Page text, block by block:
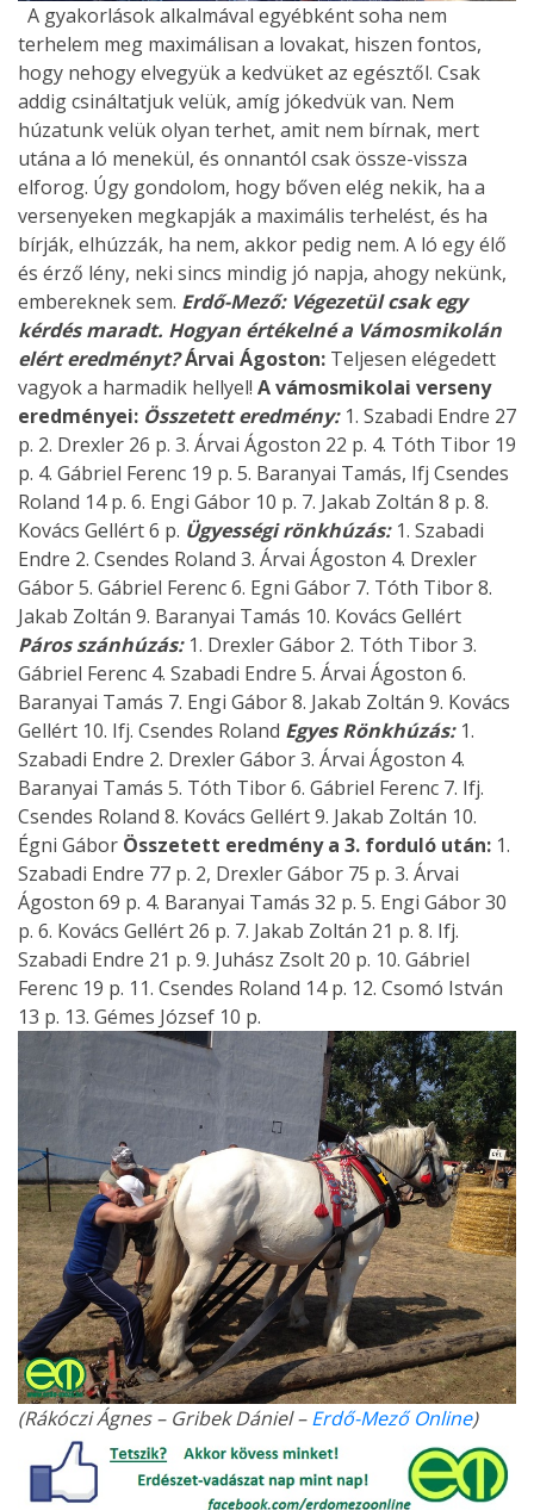
A gyakorlások alkalmával egyébként soha nem
terhelem meg maximálisan a lovakat, hiszen fontos,
hogy nehogy elvegyük a kedvüket az egésztől. Csak
addig csináltatjuk velük, amíg jókedvük van. Nem
húzatunk velük olyan terhet, amit nem bírnak, mert
utána a ló menekül, és onnantól csak össze-vissza
elforog. Úgy gondolom, hogy bőven elég nekik, ha a
versenyeken megkapják a maximális terhelést, és ha
bírják, elhúzzák, ha nem, akkor pedig nem. A ló egy élő
és érző lény, neki sincs mindig jó napja, ahogy nekünk,
embereknek sem. Erdő-Mező: Végezetül csak egy
kérdés maradt. Hogyan értékelné a Vámosmikolán
elért eredményt?Árvai Ágoston: Teljesen elégedett
vagyok a harmadik hellyel! A vámosmikolai verseny
eredményei: Összetett eredmény:1. Szabadi Endre 27
p. 2. Drexler 26 p. 3. Árvai Ágoston 22 p. 4. Tóth Tibor 19
p. 4. Gábriel Ferenc 19 p. 5. Baranyai Tamás, Ifj Csendes
Roland 14 p. 6. Engi Gábor 10 p. 7. Jakab Zoltán 8 p. 8.
Kovács Gellért 6 p. Ügyességi rönkhúzás:1. Szabadi
Endre 2. Csendes Roland 3. Árvai Ágoston 4. Drexler
Gábor 5. Gábriel Ferenc 6. Egni Gábor 7. Tóth Tibor 8.
Jakab Zoltán 9. Baranyai Tamás 10. Kovács Gellért
Páros szánhúzás:1. Drexler Gábor 2. Tóth Tibor 3.
Gábriel Ferenc 4. Szabadi Endre 5. Árvai Ágoston 6.
Baranyai Tamás 7. Engi Gábor 8. Jakab Zoltán 9. Kovács
Gellért 10. Ifj. Csendes Roland Egyes Rönkhúzás:1.
Szabadi Endre 2. Drexler Gábor 3. Árvai Ágoston 4.
Baranyai Tamás 5. Tóth Tibor 6. Gábriel Ferenc 7. Ifj.
Csendes Roland 8. Kovács Gellért 9. Jakab Zoltán 10.
Égni Gábor Összetett eredmény a 3. forduló után: 1.
Szabadi Endre 77 p. 2, Drexler Gábor 75 p. 3. Árvai
Ágoston 69 p. 4. Baranyai Tamás 32 p. 5. Engi Gábor 30
p. 6. Kovács Gellért 26 p. 7. Jakab Zoltán 21 p. 8. Ifj.
Szabadi Endre 21 p. 9. Juhász Zsolt 20 p. 10. Gábriel
Ferenc 19 p. 11. Csendes Roland 14 p. 12. Csomó István
13 p. 13. Gémes József 10 p.
(Rákóczi Ágnes – Gribek Dániel –Erdő-Mező Online)